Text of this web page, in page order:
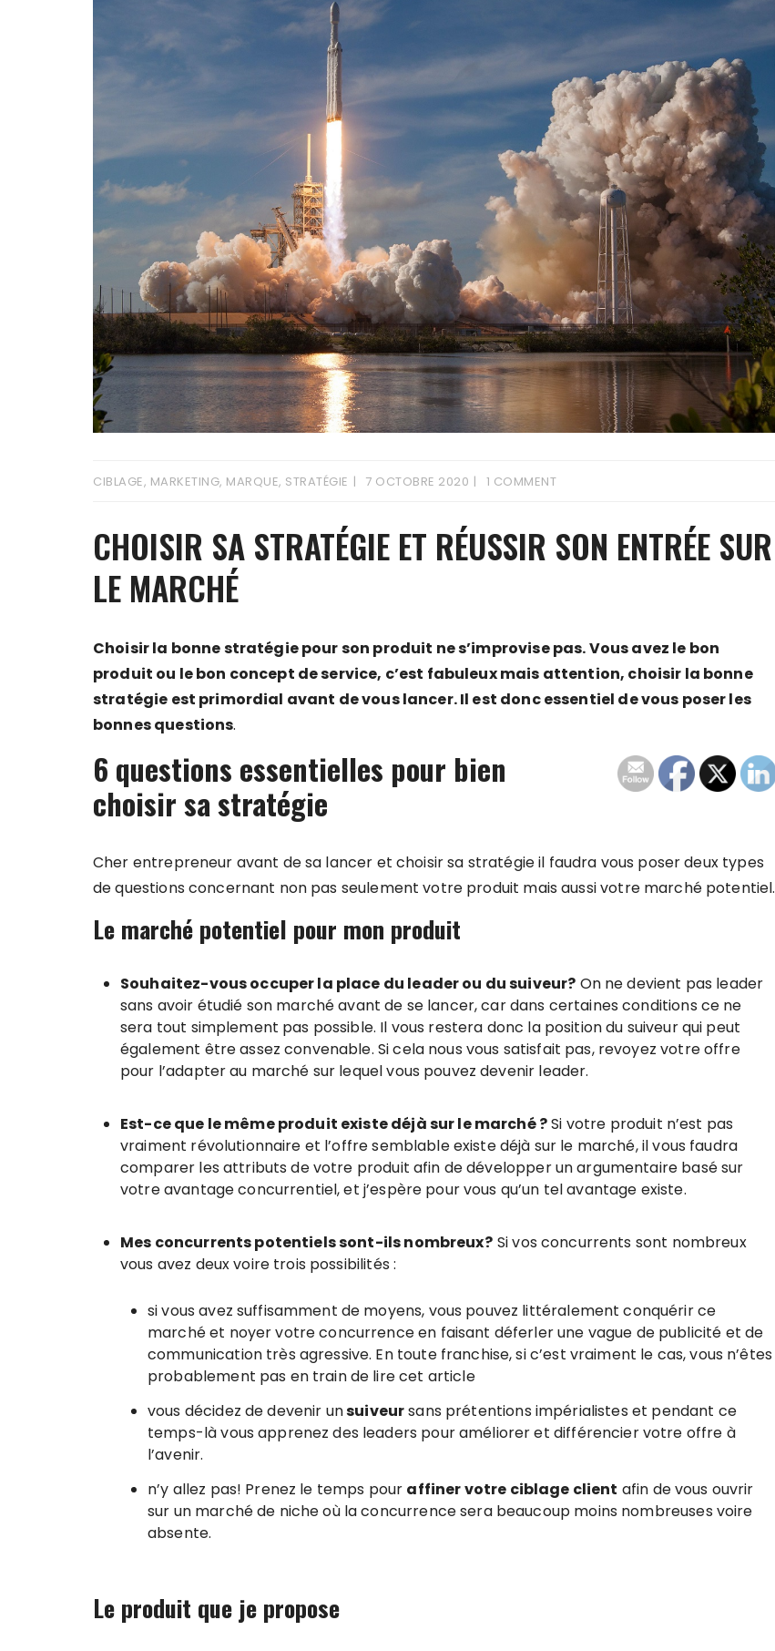
CIBLAGE, MARKETING, MARQUE, STRATÉGIE 7 OCTOBRE 2020 1 COMMENT
CHOISIR SA STRATÉGIE ET RÉUSSIR SON ENTRÉE SUR
LE MARCHÉ
Choisir la bonne stratégie pour son produit ne s’improvise pas. Vous avez le bon
produit ou le bon concept de service, c’est fabuleux mais attention, choisir la bonne
stratégie est primordial avant de vous lancer. Il est donc essentiel de vous poser les
bonnes questions.
6 questions essentielles pour bien
choisir sa stratégie
Cher entrepreneur avant de sa lancer et choisir sa stratégie il faudra vous poser deux types
de questions concernant non pas seulement votre produit mais aussi votre marché potentiel.
Le marché potentiel pour mon produit
Souhaitez-vous occuper la place du leader ou du suiveur? On ne devient pas leader
sans avoir étudié son marché avant de se lancer, car dans certaines conditions ce ne
sera tout simplement pas possible. Il vous restera donc la position du suiveur qui peut
également être assez convenable. Si cela nous vous satisfait pas, revoyez votre offre
pour l’adapter au marché sur lequel vous pouvez devenir leader.
Est-ce que le même produit existe déjà sur le marché ?Si votre produit n’est pas
vraiment révolutionnaire et l’offre semblable existe déjà sur le marché, il vous faudra
comparer les attributs de votre produit afin de développer un argumentaire basé sur
votre avantage concurrentiel, et j’espère pour vous qu’un tel avantage existe.
Mes concurrents potentiels sont-ils nombreux? Si vos concurrents sont nombreux
vous avez deux voire trois possibilités :
si vous avez suffisamment de moyens, vous pouvez littéralement conquérir ce
marché et noyer votre concurrence en faisant déferler une vague de publicité et de
communication très agressive. En toute franchise, si c’est vraiment le cas, vous n’êtes
probablement pas en train de lire cet article
vous décidez de devenir unsuiveursans prétentions impérialistes et pendant ce
temps-là vous apprenez des leaders pour améliorer et différencier votre offre à
l’avenir.
n’y allez pas! Prenez le temps pour affiner votre ciblage client afin de vous ouvrir
sur un marché de niche où la concurrence sera beaucoup moins nombreuses voire
absente.
Le produit que je propose